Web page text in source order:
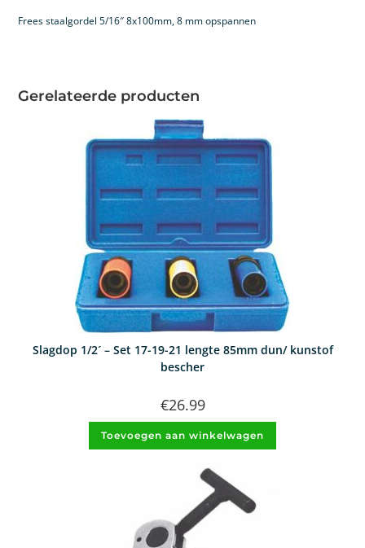
Frees staalgordel 5/16″ 8x100mm, 8 mm opspannen
Gerelateerde producten
Slagdop 1/2´ – Set 17-19-21 lengte 85mm dun/ kunstof
bescher
€26.99
Toevoegen aan winkelwagen